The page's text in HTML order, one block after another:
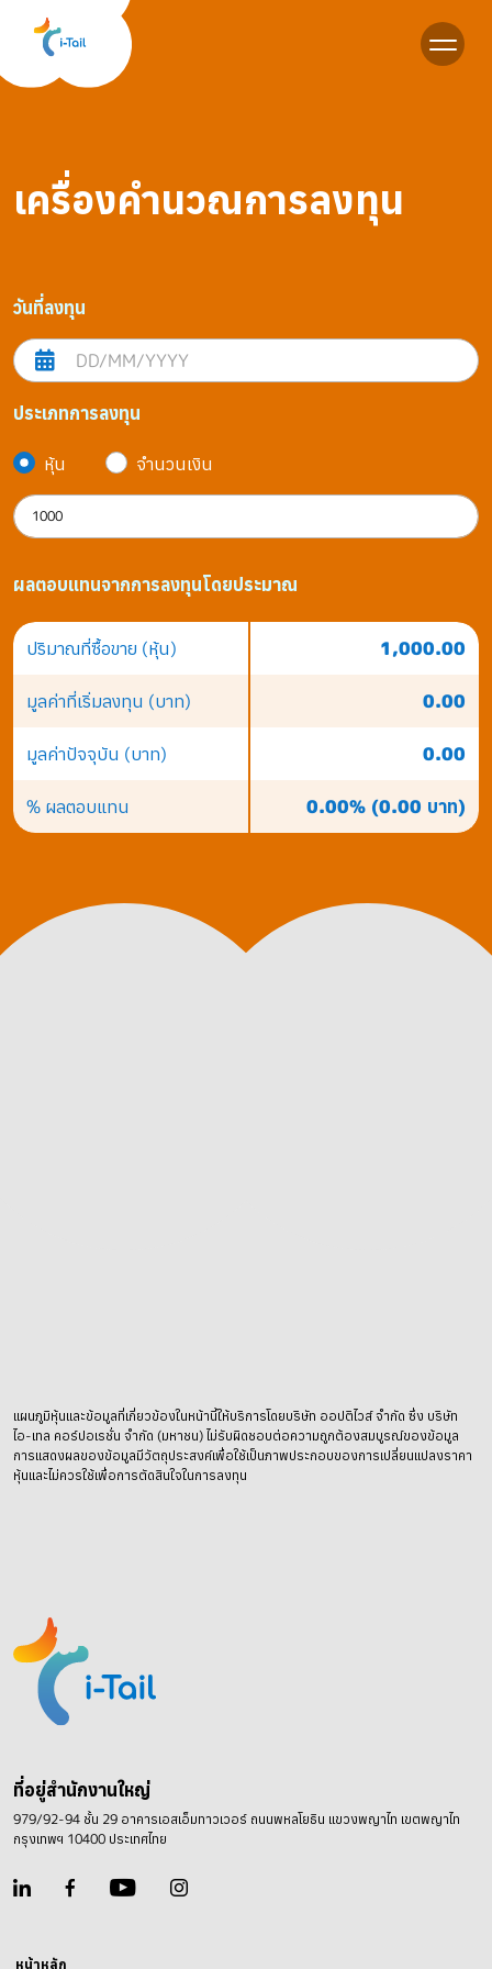
เครื่องคำนวณการลงทุน
วันที่ลงทุน
ประเภทการลงทุน
หุ้น จำนวนเงิน
ผลตอบแทนจากการลงทุนโดยประมาณ
ปริมาณที่ซื้อขาย (หุ้น) 1,000.00
มูลค่าที่เริ่มลงทุน (บาท) 0.00
มูลค่าปัจจุบัน (บาท) 0.00
% ผลตอบแทน 0.00% (0.00 บาท)
แผนภูมิหุ้นและข้อมูลที่เกี่ยวข้องในหน้านี้ให้บริการโดยบริษัท ออปติไวส์ จำกัด ซึ่ง บริษัท
ไอ-เทล คอร์ปอเรชั่น จำกัด (มหาชน) ไม่รับผิดชอบต่อความถูกต้องสมบูรณ์ของข้อมูล
การแสดงผลของข้อมูลมีวัตถุประสงค์เพื่อใช้เป็นภาพประกอบของการเปลี่ยนแปลงราคา
หุ้นและไม่ควรใช้เพื่อการตัดสินใจในการลงทุน
ที่อยู่สำนักงานใหญ่
979/92-94 ชั้น 29 อาคารเอสเอ็มทาวเวอร์ ถนนพหลโยธิน แขวงพญาไท เขตพญาไท
กรุงเทพฯ 10400 ประเทศไทย
หน้าหลัก